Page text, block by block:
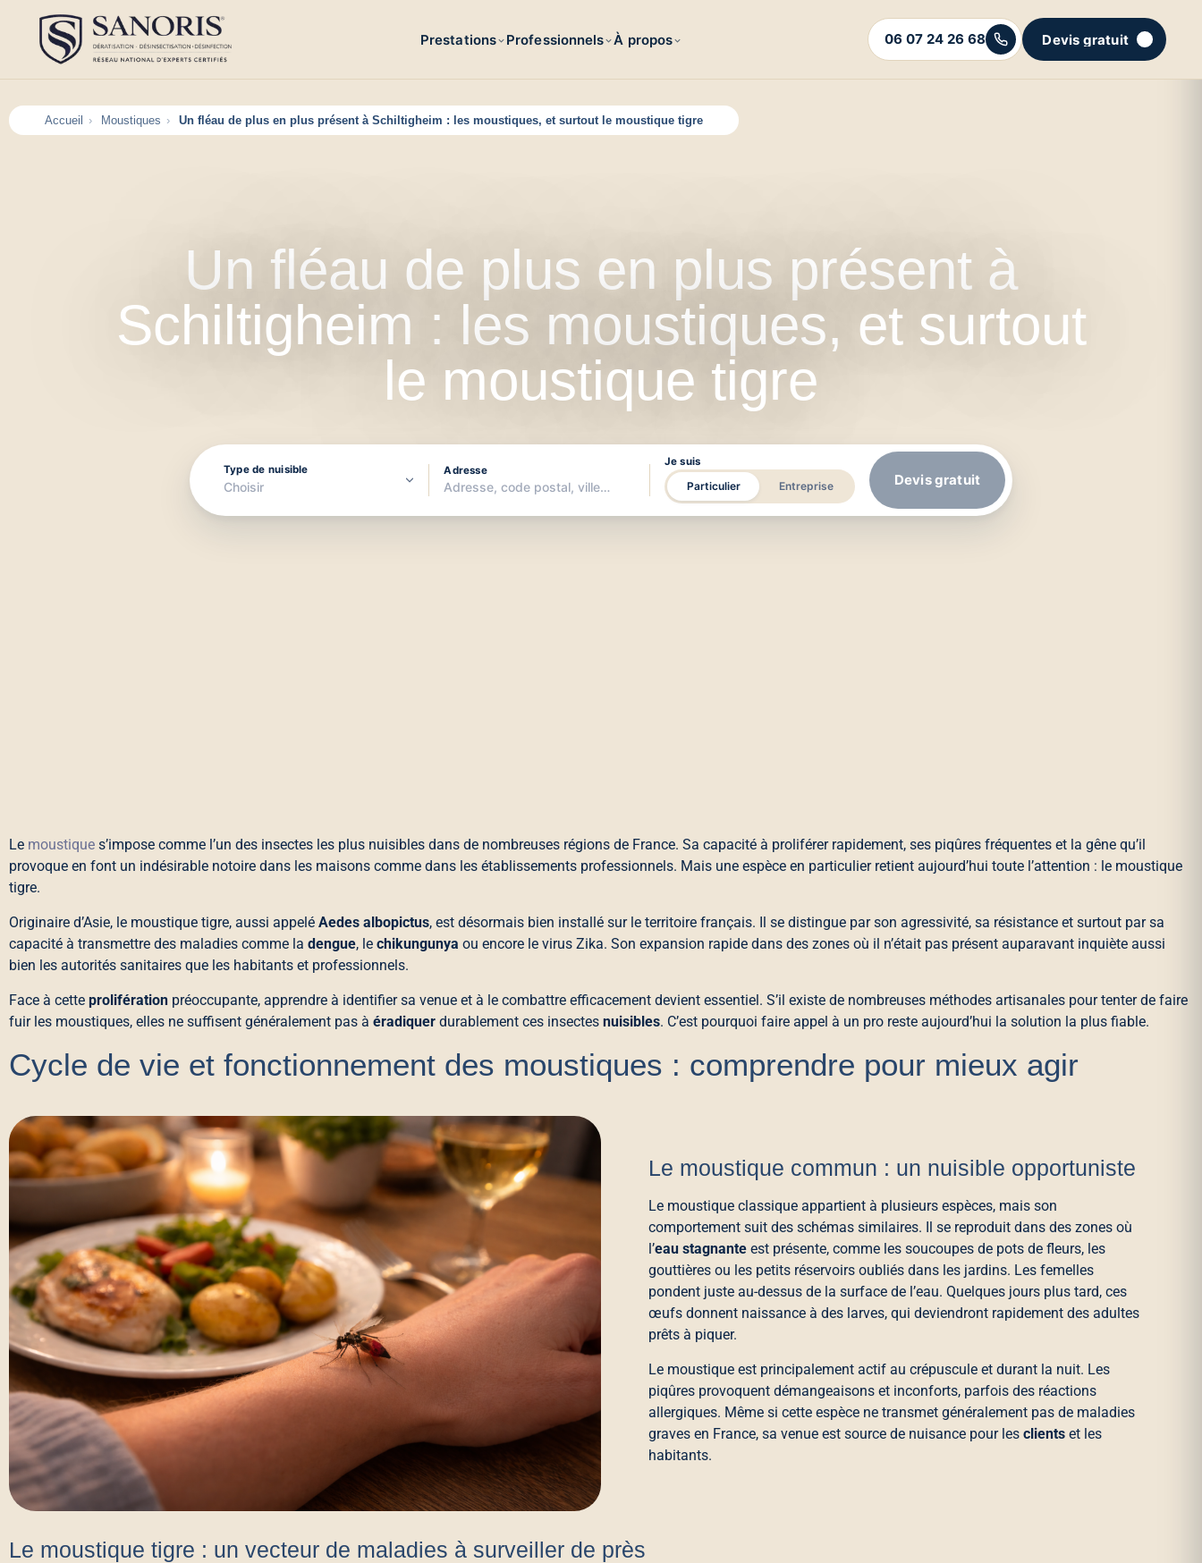
Prestations Professionnels À propos 06 07 24 26 68 Devis gratuit
Accueil Moustiques Un fléau de plus en plus présent à Schiltigheim : les moustiques, et surtout le moustique tigre
Un fléau de plus en plus présent à
Schiltigheim : les moustiques, et surtout
le moustique tigre
Type de nuisible
Choisir
Adresse
Je suis
Particulier Entreprise Devis gratuit
Le moustique s’impose comme l’un des insectes les plus nuisibles dans de nombreuses régions de France. Sa capacité à proliférer rapidement, ses piqûres fréquentes et la gêne qu’il
provoque en font un indésirable notoire dans les maisons comme dans les établissements professionnels. Mais une espèce en particulier retient aujourd’hui toute l’attention : le moustique
tigre.
Originaire d’Asie, le moustique tigre, aussi appelé Aedes albopictus, est désormais bien installé sur le territoire français. Il se distingue par son agressivité, sa résistance et surtout par sa
capacité à transmettre des maladies comme la dengue, le chikungunya ou encore le virus Zika. Son expansion rapide dans des zones où il n’était pas présent auparavant inquiète aussi
bien les autorités sanitaires que les habitants et professionnels.
Face à cette prolifération préoccupante, apprendre à identifier sa venue et à le combattre efficacement devient essentiel. S’il existe de nombreuses méthodes artisanales pour tenter de faire
fuir les moustiques, elles ne suffisent généralement pas à éradiquer durablement ces insectes nuisibles. C’est pourquoi faire appel à un pro reste aujourd’hui la solution la plus fiable.
Cycle de vie et fonctionnement des moustiques : comprendre pour mieux agir
Le moustique commun : un nuisible opportuniste
Le moustique classique appartient à plusieurs espèces, mais son
comportement suit des schémas similaires. Il se reproduit dans des zones où
l’eau stagnanteest présente, comme les soucoupes de pots de fleurs, les
gouttières ou les petits réservoirs oubliés dans les jardins. Les femelles
pondent juste au-dessus de la surface de l’eau. Quelques jours plus tard, ces
œufs donnent naissance à des larves, qui deviendront rapidement des adultes
prêts à piquer.
Le moustique est principalement actif au crépuscule et durant la nuit. Les
piqûres provoquent démangeaisons et inconforts, parfois des réactions
allergiques. Même si cette espèce ne transmet généralement pas de maladies
graves en France, sa venue est source de nuisance pour les clientset les
habitants.
Le moustique tigre : un vecteur de maladies à surveiller de près